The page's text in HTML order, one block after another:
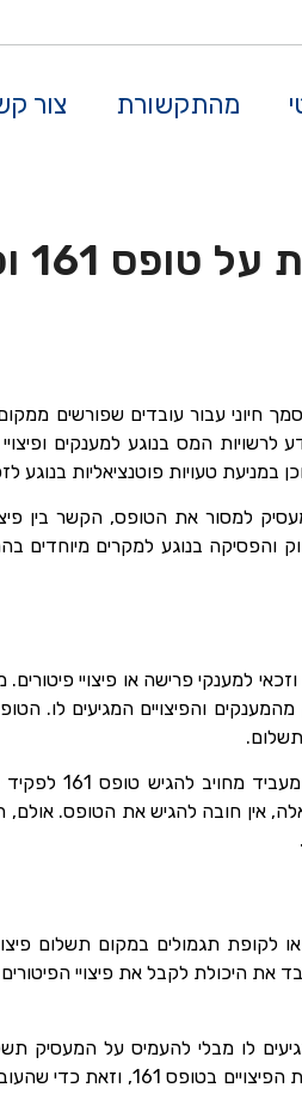
מהתקשורת צור
חיוני עבור עובדים שפורשים
המס בנוגע למענקים ופיצויי
טעויות פוטנציאליות בנוגע
של טופס 161, כולל חובתו של המעסיק למסור את הטופס,
מעבודתו וזכאי למענקי פרישה או פיצויי
והפיצויים המגיעים לו.
לפי תקנות מס הכנסה (ניכוי
אין חובה להגיש את הטופס. אולם,
או לקופת תגמולים במקום תשלום
היכולת לקבל את פיצויי הפיטורים
לו מבלי להעמיס על המעסיק
עזיבת העובד. עם זאת, המעסיק חייב להצהיר על